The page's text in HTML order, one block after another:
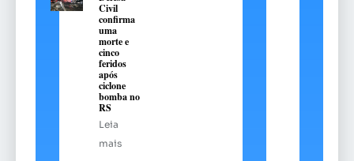
Civil
confirma
uma
morte e
cinco
feridos
após
ciclone
bomba no
RS
Leia
mais